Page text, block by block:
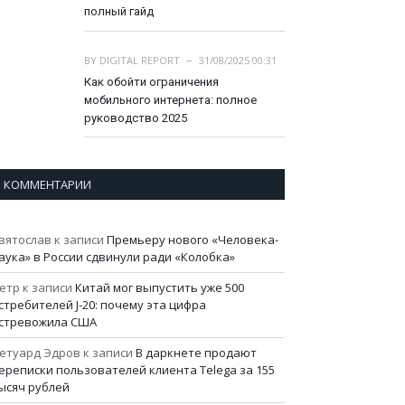
полный гайд
BY DIGITAL REPORT
31/08/2025 00:31
Как обойти ограничения
мобильного интернета: полное
руководство 2025
КОММЕНТАРИИ
к записи Премьеру нового «Человека-
в России сдвинули ради «Колобка»
к записи Китай мог выпустить уже 500
J-20: почему эта цифра
США
Эдров к записи В даркнете продают
пользователей клиента Telega за 155
рублей